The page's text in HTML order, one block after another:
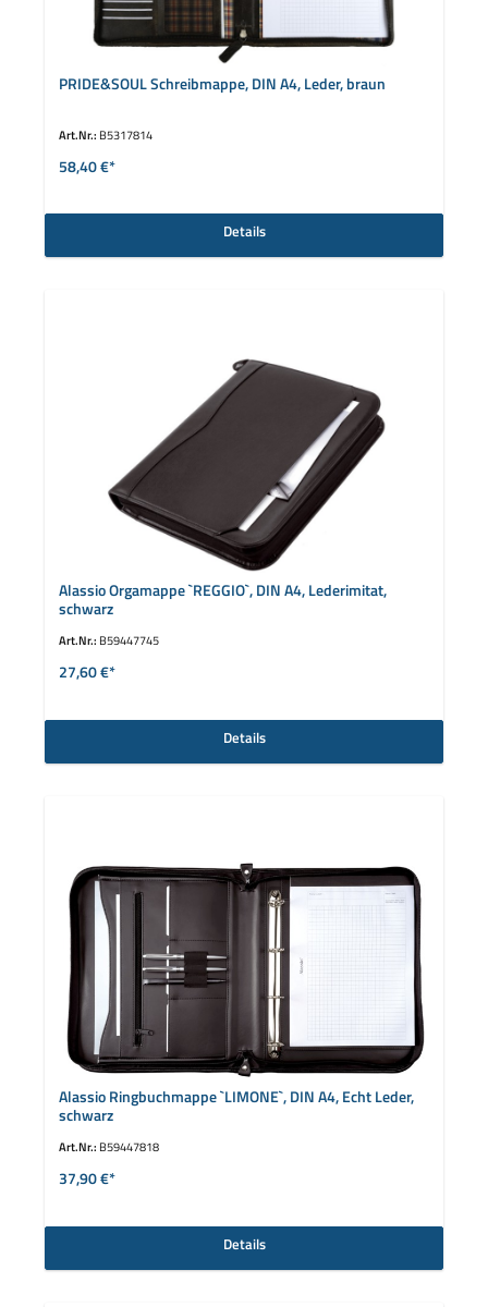
PRIDE&SOUL Schreibmappe, DIN A4, Leder, braun
Art.Nr.: B5317814
58,40 €*
Details
Alassio Orgamappe `REGGIO`, DIN A4, Lederimitat,
schwarz
Art.Nr.: B59447745
27,60 €*
Details
Alassio Ringbuchmappe `LIMONE`, DIN A4, Echt Leder,
schwarz
Art.Nr.: B59447818
37,90 €*
Details